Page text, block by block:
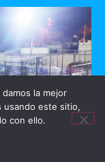
la mejor
usando este sitio,
con ello.